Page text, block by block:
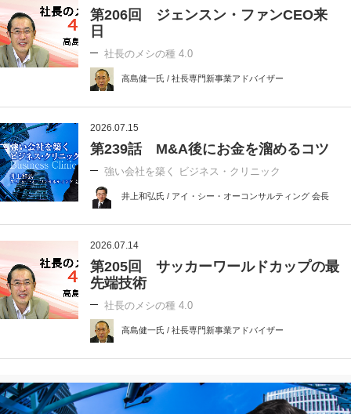
第206回 ジェンスン・ファンCEO来
日
社長のメシの種 4.0
高島健一氏 / 社長専門新事業アドバイザー
2026.07.15
第239話 M&A後にお金を溜めるコツ
強い会社を築く ビジネス・クリニック
井上和弘氏 / アイ・シー・オーコンサルティング 会長
2026.07.14
第205回 サッカーワールドカップの最
先端技術
社長のメシの種 4.0
高島健一氏 / 社長専門新事業アドバイザー